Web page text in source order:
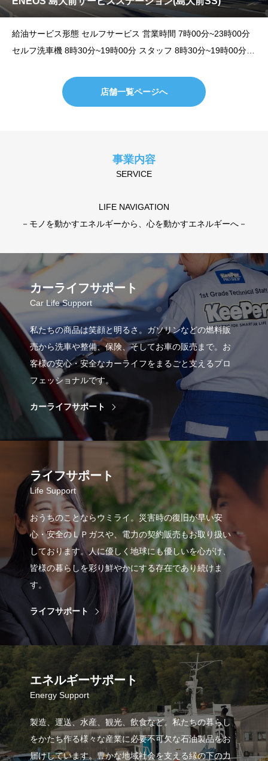
給油サービス形態 セルフサービス 営業時間 7時00分~23時00分
セルフ洗車機 8時30分~19時00分 スタッフ 8時30分~19時00分
店舗一覧ページへ
事業内容
SERVICE
LIFE NAVIGATION
－モノを動かすエネルギーから、心を動かすエネルギーへ－
カーライフサポート
Car Life Support
私たちの商品は笑顔と明るさ。ガソリンなどの燃料販
売から洗車や整備、保険、そしてお車の販売まで。お
客様の安心・安全なカーライフをまるごと支えるプロ
フェッショナルです。
カーライフサポート
ライフサポート
Life Support
おうちのことならウミライ。災害時の復旧が早い安
心・安全のＬＰガスや、電力の契約販売もお取り扱い
しております。人に優しく地球にも優しいを心がけ、
皆様の暮らしを彩り鮮やかにする存在であり続けま
す。
ライフサポート
エネルギーサポート
Energy Support
製造、運送、水産、観光、飲食など。私たちの暮らし
をかたち作る様々な産業に必要不可欠な石油製品をお
届けしています。豊かな地域社会を支える縁の下の力